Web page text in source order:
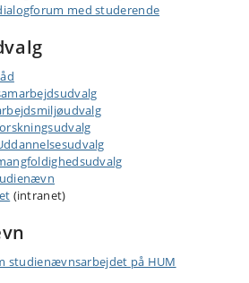
med studerende
(intranet)
studienævnsarbejdet på HUM